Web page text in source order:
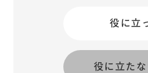
役に立
役に立た